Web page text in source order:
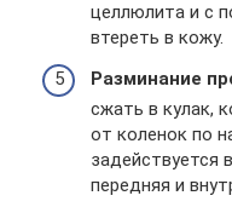
целлюлита и с
втереть в кожу.
Разминание
сжать в кулак,
от коленок по
задействуется
передняя и